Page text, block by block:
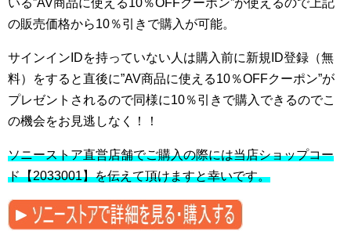
の販売価格から10％引きで購入が可能。
サインインIDを持っていない人は購入前に新規ID登録（無
料）をすると直後に”AV商品に使える10％OFFクーポン”が
プレゼントされるので同様に10％引きで購入できるのでこ
の機会をお見逃しなく！！
ソニーストア直営店舗でご購入の際には当店ショップコー
ド【2033001】を伝えて頂けますと幸いです。